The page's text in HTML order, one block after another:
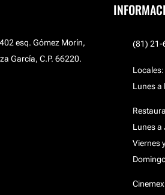
esq. Gómez Morín,
García, C.P. 66220.
(81) 21-
Locales:
Lunes a
Lunes a
Viernes